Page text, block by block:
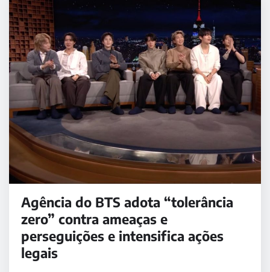
Agência do BTS adota “tolerância
zero” contra ameaças e
perseguições e intensifica ações
legais